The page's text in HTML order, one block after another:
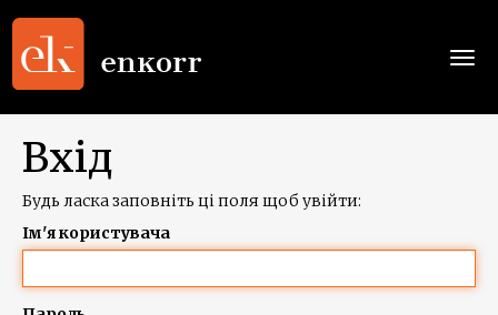
Вхід
Будь ласка заповніть ці поля щоб увійти:
Ім'я користувача